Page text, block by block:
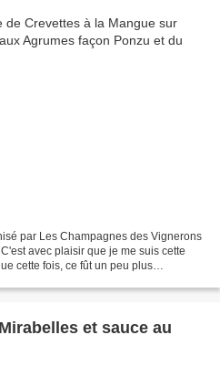
par Les Champagnes des Vignerons
avec plaisir que je me suis cette
cette fois, ce fût un peu plus
et sauce au